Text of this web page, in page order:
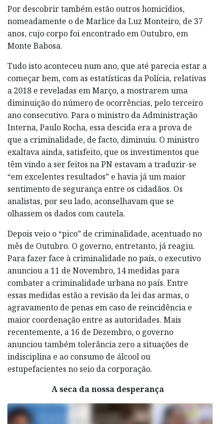
Por descobrir também estão outros homicídios,
nomeadamente o de Marlice da Luz Monteiro, de 37
anos, cujo corpo foi encontrado em Outubro, em
Monte Babosa.
Tudo isto aconteceu num ano, que até parecia estar a
começar bem, com as estatísticas da Polícia, relativas
a 2018 e reveladas em Março, a mostrarem uma
diminuição do número de ocorrências, pelo terceiro
ano consecutivo. Para o ministro da Administração
Interna, Paulo Rocha, essa descida era a prova de
que a criminalidade, de facto, diminuiu. O ministro
exaltava ainda, satisfeito, que os investimentos que
têm vindo a ser feitos na PN estavam a traduzir-se
“em excelentes resultados” e havia já um maior
sentimento de segurança entre os cidadãos. Os
analistas, por seu lado, aconselhavam que se
olhassem os dados com cautela.
Depois veio o “pico” de criminalidade, acentuado no
mês de Outubro. O governo, entretanto, já reagiu.
Para fazer face à criminalidade no país, o executivo
anunciou a 11 de Novembro, 14 medidas para
combater a criminalidade urbana no país. Entre
essas medidas estão a revisão da lei das armas, o
agravamento de penas em caso de reincidência e
maior coordenação entre as autoridades. Mais
recentemente, a 16 de Dezembro, o governo
anunciou também tolerância zero a situações de
indisciplina e ao consumo de álcool ou
estupefacientes no seio da corporação.
A seca da nossa desperança